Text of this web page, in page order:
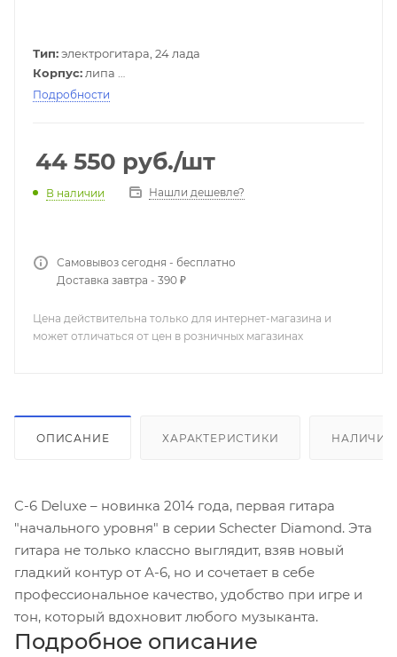
Тип:электрогитара, 24 лада
Корпус: липа
Гриф:клен
Переключатель звукоснимателей:
Регуляторы:1V/1Т
Цвет:матовый черный
Подробности
44 550 руб./шт
В наличии Нашли дешевле?
Самовывоз сегодня - бесплатно
Доставка завтра - 390 ₽
Цена действительна только для интернет-магазина и
может отличаться от цен в розничных магазинах
ОПИСАНИЕ ХАРАКТЕРИСТИКИ НАЛИЧИЕ
C-6 Deluxe – новинка 2014 года, первая гитара
"начального уровня" в серии Schecter Diamond. Эта
гитара не только классно выглядит, взяв новый
гладкий контур от А-6, но и сочетает в себе
профессиональное качество, удобство при игре и
тон, который вдохновит любого музыканта.
Подробное описание